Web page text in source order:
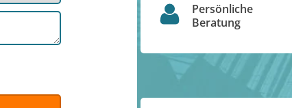
Persönliche
Beratung